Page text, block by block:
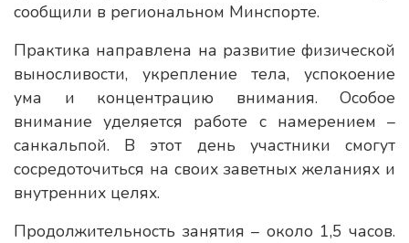
сообщили в региональном Минспорте.
Практика направлена на развитие физической
выносливости, укрепление тела, успокоение
ума и концентрацию внимания. Особое
внимание уделяется работе с намерением –
санкальпой. В этот день участники смогут
сосредоточиться на своих заветных желаниях и
внутренних целях.
Продолжительность занятия – около 1,5 часов.